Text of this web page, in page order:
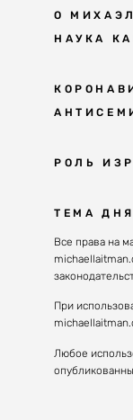
О
НАУКА
РОЛЬ
ТЕМА ДНЯ
Все права на
При
Любое